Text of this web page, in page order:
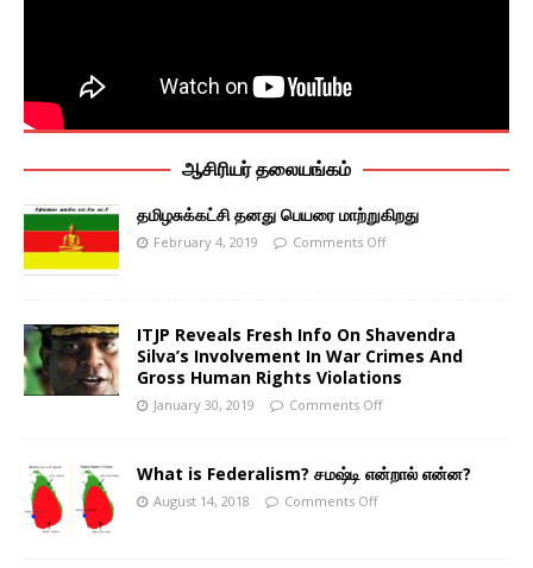
ஆசிரியர் தலையங்கம்
தமிழசுக்கட்சி தனது பெயரை மாற்றுகிறது
February 4, 2019 Comments Off
ITJP Reveals Fresh Info On Shavendra
Silva’s Involvement In War Crimes And
Gross Human Rights Violations
January 30, 2019 Comments Off
What is Federalism? சமஷ்டி என்றால் என்ன?
August 14, 2018 Comments Off